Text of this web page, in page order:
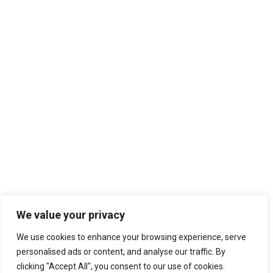
We value your privacy
We use cookies to enhance your browsing experience, serve
personalised ads or content, and analyse our traffic. By
clicking "Accept All", you consent to our use of cookies.